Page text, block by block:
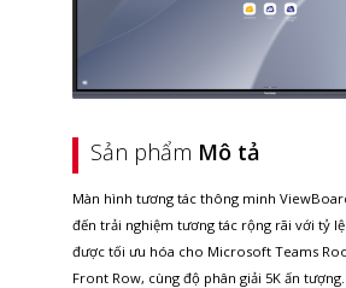
Sản phẩm Mô tả
Màn hình tương tác thông minh
đến trải nghiệm tương tác rộng rãi với tỷ
được tối ưu hóa cho Microsoft Teams
Front Row, cùng độ phân giải 5K ấn